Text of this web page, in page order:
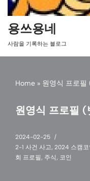
기
용쓰용네
사람을 기록하는 블로그
Home » 원영식 프로필
원영식 프로필
2024-02-25
2-1 사건 사고, 2024 스캠코
회 프로필 , 주식 , 코인